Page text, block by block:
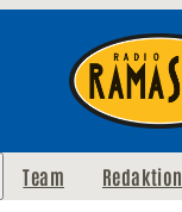
Team Redaktion